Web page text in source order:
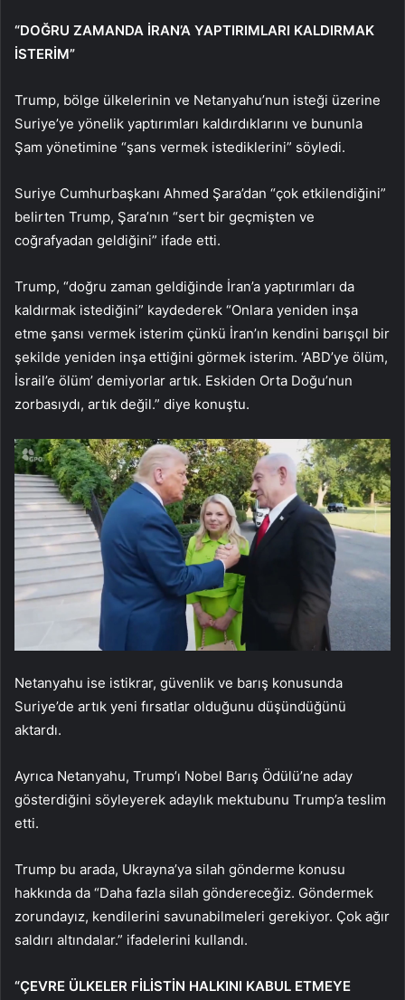
“DOĞRU ZAMANDA İRAN’A YAPTIRIMLARI KALDIRMAK
İSTERİM”
Trump, bölge ülkelerinin ve Netanyahu’nun isteği üzerine
Suriye’ye yönelik yaptırımları kaldırdıklarını ve bununla
Şam yönetimine “şans vermek istediklerini” söyledi.
Suriye Cumhurbaşkanı Ahmed Şara’dan “çok etkilendiğini”
belirten Trump, Şara’nın “sert bir geçmişten ve
coğrafyadan geldiğini” ifade etti.
Trump, “doğru zaman geldiğinde İran’a yaptırımları da
kaldırmak istediğini” kaydederek “Onlara yeniden inşa
etme şansı vermek isterim çünkü İran’ın kendini barışçıl bir
şekilde yeniden inşa ettiğini görmek isterim. ‘ABD’ye ölüm,
İsrail’e ölüm’ demiyorlar artık. Eskiden Orta Doğu’nun
zorbasıydı, artık değil.” diye konuştu.
Netanyahu ise istikrar, güvenlik ve barış konusunda
Suriye’de artık yeni fırsatlar olduğunu düşündüğünü
aktardı.
Ayrıca Netanyahu, Trump’ı Nobel Barış Ödülü’ne aday
gösterdiğini söyleyerek adaylık mektubunu Trump’a teslim
etti.
Trump bu arada, Ukrayna’ya silah gönderme konusu
hakkında da “Daha fazla silah göndereceğiz. Göndermek
zorundayız, kendilerini savunabilmeleri gerekiyor. Çok ağır
saldırı altındalar.” ifadelerini kullandı.
“ÇEVRE ÜLKELER FİLİSTİN HALKINI KABUL ETMEYE